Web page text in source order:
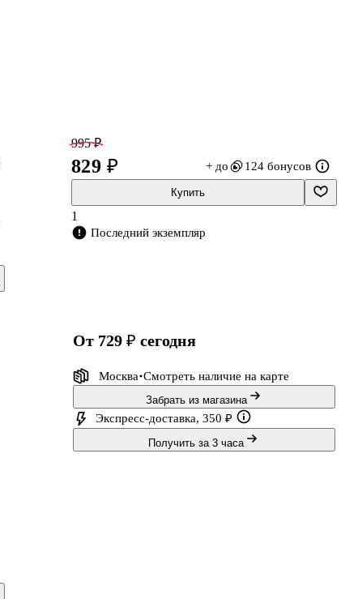
995 ₽
829 ₽ + до 124 бонусов
Купить
1
Последний экземпляр
от 729 ₽ сегодня
Москва Смотреть наличие на карте
Забрать из магазина
Экспресс-доставка, 350 ₽
Получить за 3 часа